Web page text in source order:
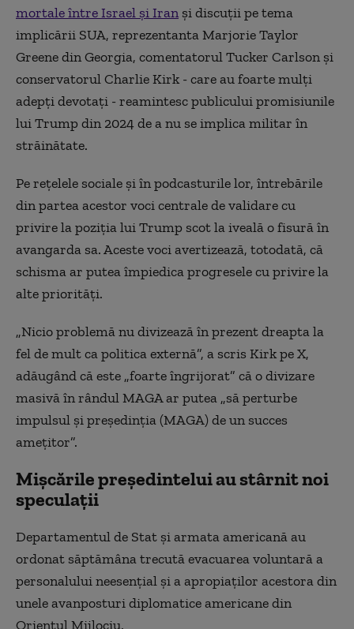
mortale între Israel şi Iran şi discuţii pe tema
implicării SUA, reprezentanta Marjorie Taylor
Greene din Georgia, comentatorul Tucker Carlson şi
conservatorul Charlie Kirk - care au foarte mulţi
adepţi devotaţi - reamintesc publicului promisiunile
lui Trump din 2024 de a nu se implica militar în
străinătate.
Pe reţelele sociale şi în podcasturile lor, întrebările
din partea acestor voci centrale de validare cu
privire la poziţia lui Trump scot la iveală o fisură în
avangarda sa. Aceste voci avertizează, totodată, că
schisma ar putea împiedica progresele cu privire la
alte priorităţi.
„Nicio problemă nu divizează în prezent dreapta la
fel de mult ca politica externă”, a scris Kirk pe X,
adăugând că este „foarte îngrijorat” că o divizare
masivă în rândul MAGA ar putea „să perturbe
impulsul şi preşedinţia (MAGA) de un succes
ameţitor”.
Mişcările preşedintelui au stârnit noi
speculaţii
Departamentul de Stat şi armata americană au
ordonat săptămâna trecută evacuarea voluntară a
personalului neesenţial şi a apropiaţilor acestora din
unele avanposturi diplomatice americane din
Orientul Mijlociu.